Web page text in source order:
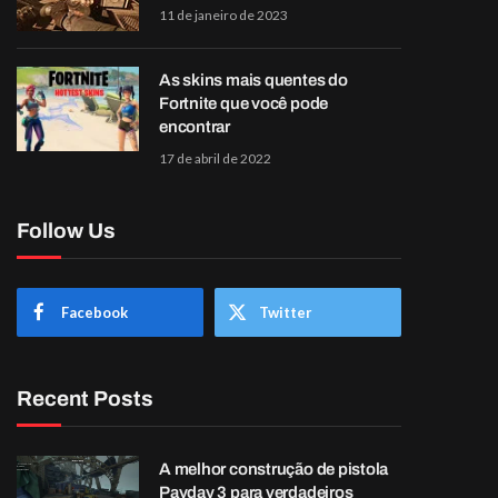
11 de janeiro de 2023
As skins mais quentes do
Fortnite que você pode
encontrar
17 de abril de 2022
Follow Us
Facebook Twitter
Recent Posts
A melhor construção de pistola
Payday 3 para verdadeiros